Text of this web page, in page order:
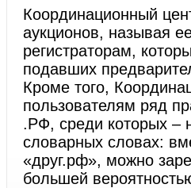
Координационный
аукционов, называя
регистраторам,
подавших
Кроме того,
пользователям ряд
.РФ, среди которых –
словарных словах:
«друг.рф», можно
большей